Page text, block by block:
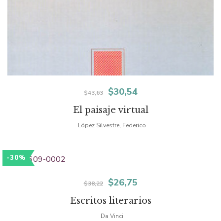
El paisaje virtual
$43,63
El
precio
original
$30,54El
precio
actual
López Silvestre, Federico
-30%
Escritos literarios
$38,22
El
precio
original
$26,75El
precio
Da Vinci